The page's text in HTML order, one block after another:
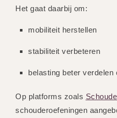
Het gaat daarbij om:
mobiliteit herstellen
stabiliteit verbeteren
belasting beter verdelen
Op platforms zoals
schouderoefeningen